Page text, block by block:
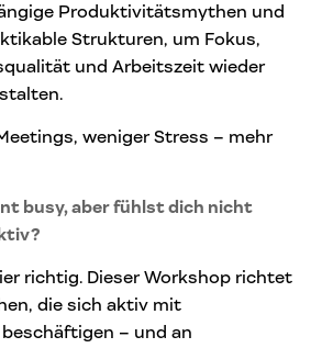
Produktivitätsmythen und
Strukturen, um Fokus,
und Arbeitszeit wieder
weniger Stress – mehr
busy, aber fühlst dich nicht
richtig. Dieser Workshop richtet
die sich aktiv mit
– und an